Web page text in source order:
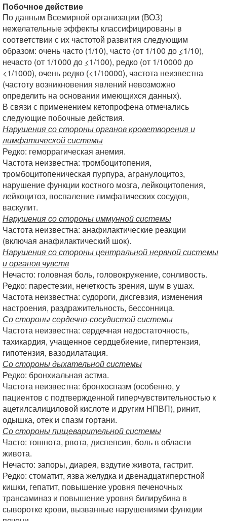
Побочное действие
По данным Всемирной организации (ВОЗ)
нежелательные эффекты классифицированы в
соответствии с их частотой развития следующим
образом: очень часто (1/10), часто (от 1/100 до <1/10),
нечасто (от 1/1000 до <1/100), редко (от 1/10000 до
<1/1000), очень редко (<1/10000), частота неизвестна
(частоту возникновения явлений невозможно
определить на основании имеющихся данных).
В связи с применением кетопрофена отмечались
следующие побочные действия.
Нарушения со стороны органов кроветворения и
лимфатической системы
Редко: геморрагическая анемия.
Частота неизвестна: тромбоцитопения,
тромбоцитопеническая пурпура, агранулоцитоз,
нарушение функции костного мозга, лейкоцитопения,
лейкоцитоз, воспаление лимфатических сосудов,
васкулит.
Нарушения со стороны иммунной системы
Частота неизвестна: анафилактические реакции
(включая анафилактический шок).
Нарушения со стороны центральной нервной системы
и органов чувств
Нечасто: головная боль, головокружение, сонливость.
Редко: парестезии, нечеткость зрения, шум в ушах.
Частота неизвестна: судороги, дисгевзия, изменения
настроения, раздражительность, бессонница.
Со стороны сердечно-сосудистой системы
Частота неизвестна: сердечная недостаточность,
тахикардия, учащенное сердцебиение, гипертензия,
гипотензия, вазодилатация.
Со стороны дыхательной системы
Редко: бронхиальная астма.
Частота неизвестна: бронхоспазм (особенно, у
пациентов с подтвержденной гиперчувствительностью к
ацетилсалициловой кислоте и другим НПВП), ринит,
одышка, отек и спазм гортани.
Со стороны пищеварительной системы
Часто: тошнота, рвота, диспепсия, боль в области
живота.
Нечасто: запоры, диарея, вздутие живота, гастрит.
Редко: стоматит, язва желудка и двенадцатиперстной
кишки, гепатит, повышение уровня печеночных
трансаминаз и повышение уровня билирубина в
сыворотке крови, вызванные нарушениями функции